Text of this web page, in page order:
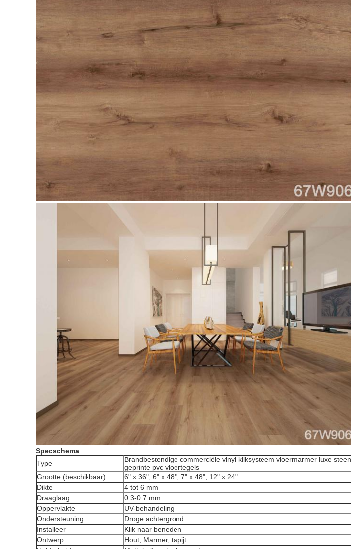
Specschema
Type
Brandbestendige commerciële vinyl kliksysteem vloermarmer luxe steen
geprinte pvc vloertegels
Grootte (beschikbaar)
6" x 36", 6" x 48", 7" x 48", 12" x 24"
Dikte
4 tot 6 mm
Draaglaag
0.3-0.7 mm
Oppervlakte
UV-behandeling
Ondersteuning
Droge achtergrond
Installeer
Klik naar beneden
Ontwerp
Hout, Marmer, tapijt